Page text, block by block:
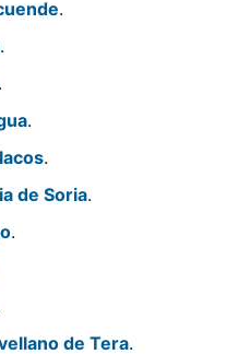
.
.
.
.
de Soria.
.
de Tera.